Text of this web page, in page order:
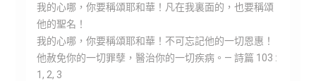
我的心哪，你要稱頌耶和華！凡在我裏面的，也要稱頌
他的聖名！
我的心哪，你要稱頌耶和華！不可忘記他的一切恩惠！
他赦免你的一切罪孽，醫治你的一切疾病。— 詩篇 103 :
1, 2, 3